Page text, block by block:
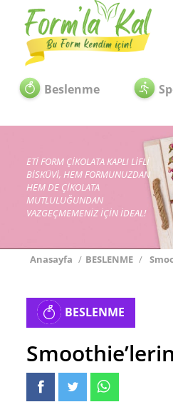
Beslenme
ETİ FORM ÇİKOLATA KAPLI LİFLİ
BİSKÜVİ, HEM FORMUNUZDAN
HEM DE ÇİKOLATA
MUTLULUĞUNDAN
VAZGEÇMEMENİZ İÇİN İDEAL!
Anasayfa / BESLENME /
BESLENME